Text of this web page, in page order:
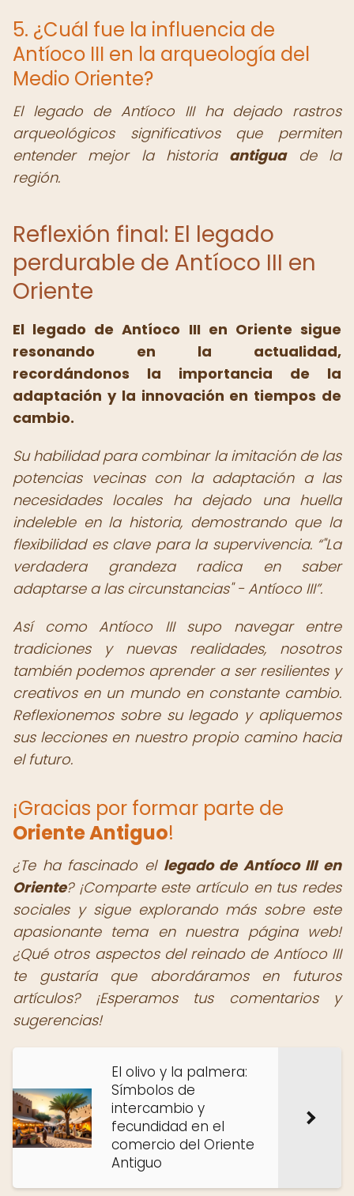
5. ¿Cuál fue la influencia de
Antíoco III en la arqueología del
Medio Oriente?
El legado de Antíoco III ha dejado rastros
arqueológicos significativos que permiten
entender mejor la historia antiguade la
región.
Reflexión final: El legado
perdurable de Antíoco III en
Oriente
El legado de Antíoco III en Oriente sigue
resonando en la actualidad,
recordándonos la importancia de la
adaptación y la innovación en tiempos de
cambio.
Su habilidad para combinar la imitación de las
potencias vecinas con la adaptación a las
necesidades locales ha dejado una huella
indeleble en la historia, demostrando que la
flexibilidad es clave para la supervivencia. "La
verdadera grandeza radica en saber
adaptarse a las circunstancias" - Antíoco III .
Así como Antíoco III supo navegar entre
tradiciones y nuevas realidades, nosotros
también podemos aprender a ser resilientes y
creativos en un mundo en constante cambio.
Reflexionemos sobre su legado y apliquemos
sus lecciones en nuestro propio camino hacia
el futuro.
¡Gracias por formar parte de
Oriente Antiguo!
¿Te ha fascinado el legado de Antíoco III en
Oriente? ¡Comparte este artículo en tus redes
sociales y sigue explorando más sobre este
apasionante tema en nuestra página web!
¿Qué otros aspectos del reinado de Antíoco III
te gustaría que abordáramos en futuros
artículos? ¡Esperamos tus comentarios y
sugerencias!
El olivo y la palmera:
Símbolos de
intercambio y
fecundidad en el
comercio del Oriente
Antiguo